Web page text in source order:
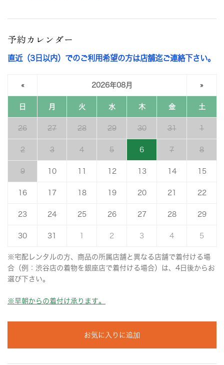
予約カレンダー
直近（3日以内）でのご利用希望の方は店舗迄ご連絡下さい。
« 2026年08月 »
日 月 火 水 木 金 土
26 27 28 29 30 31 1
2 3 4 5 6 7 8
9 10 11 12 13 14 15
16 17 18 19 20 21 22
23 24 25 26 27 28 29
30 31 1 2 3 4 5
※宅配レンタルの方、商品の所属店舗と異なる店舗で着付ける場
合（例：渋谷店の着物を銀座店で着付ける場合）は、4日後からお
選び下さい。
※早朝からの着付け承ります。
お気に入りに追加